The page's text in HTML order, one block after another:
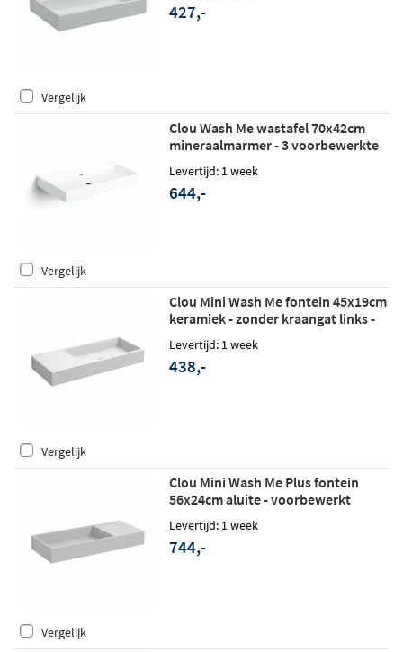
427,-
Vergelijk
Clou Wash Me wastafel 70x42cm
mineraalmarmer - 3 voorbewerkte
Levertijd: 1 week
644,-
Vergelijk
Clou Mini Wash Me fontein 45x19cm
keramiek - zonder kraangat links -
Levertijd: 1 week
438,-
Vergelijk
Clou Mini Wash Me Plus fontein
56x24cm aluite - voorbewerkt
Levertijd: 1 week
744,-
Vergelijk